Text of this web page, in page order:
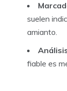
suelen
amianto.
fiable es